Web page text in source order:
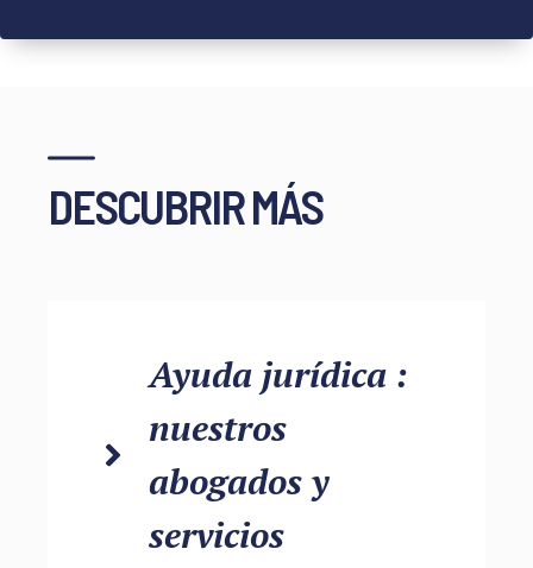
DESCUBRIR MÁS
Ayuda jurídica :
nuestros
abogados y
servicios